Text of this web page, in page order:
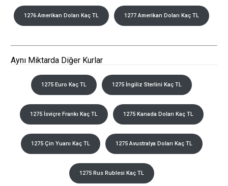
1276 Amerikan Doları Kaç TL 1277 Amerikan Doları Kaç TL
Aynı Miktarda Diğer Kurlar
1275 Euro Kaç TL 1275 İngiliz Sterlini Kaç TL
1275 İsviçre Frankı Kaç TL 1275 Kanada Doları Kaç TL
1275 Çin Yuanı Kaç TL 1275 Avustralya Doları Kaç TL
1275 Rus Rublesi Kaç TL